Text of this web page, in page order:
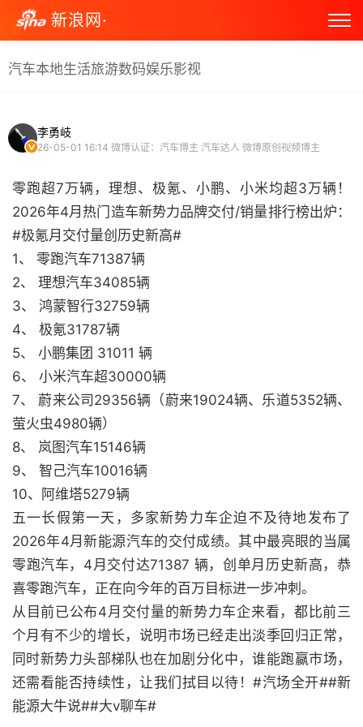
新浪网·
汽车本地生活旅游数码娱乐影视
李勇岐
26-05-01 16:14 微博认证：汽车博主 汽车达人 微博原创视频博主
零跑超7万辆，理想、极氪、小鹏、小米均超3万辆！
2026年4月热门造车新势力品牌交付/销量排行榜出炉：
#极氪月交付量创历史新高#
1、 零跑汽车71387辆
2、 理想汽车34085辆
3、 鸿蒙智行32759辆
4、 极氪31787辆
5、 小鹏集团 31011 辆
6、 小米汽车超30000辆
7、 蔚来公司29356辆（蔚来19024辆、乐道5352辆、
萤火虫4980辆）
8、 岚图汽车15146辆
9、 智己汽车10016辆
10、阿维塔5279辆
五一长假第一天，多家新势力车企迫不及待地发布了
2026年4月新能源汽车的交付成绩。其中最亮眼的当属
零跑汽车，4月交付达71387 辆，创单月历史新高，恭
喜零跑汽车，正在向今年的百万目标进一步冲刺。
从目前已公布4月交付量的新势力车企来看，都比前三
个月有不少的增长，说明市场已经走出淡季回归正常，
同时新势力头部梯队也在加剧分化中，谁能跑赢市场，
还需看能否持续性，让我们拭目以待！#汽场全开##新
能源大牛说##大v聊车#